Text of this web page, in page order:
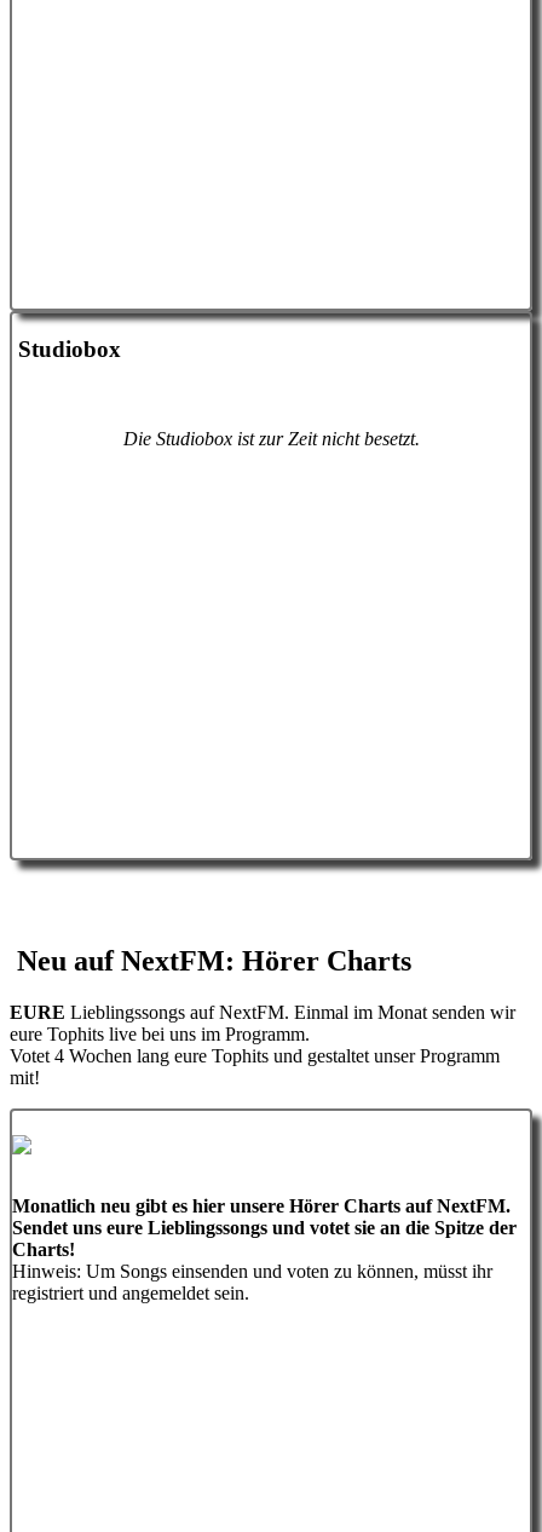
Studiobox
Die Studiobox ist zur Zeit nicht besetzt.
Neu auf NextFM: Hörer Charts
EURE Lieblingssongs auf NextFM. Einmal im Monat senden wir
eure Tophits live bei uns im Programm.
Votet 4 Wochen lang eure Tophits und gestaltet unser Programm
mit!
Monatlich neu gibt es hier unsere Hörer Charts auf NextFM.
Sendet uns eure Lieblingssongs und votet sie an die Spitze der
Charts!
Hinweis: Um Songs einsenden und voten zu können, müsst ihr
registriert und angemeldet sein.